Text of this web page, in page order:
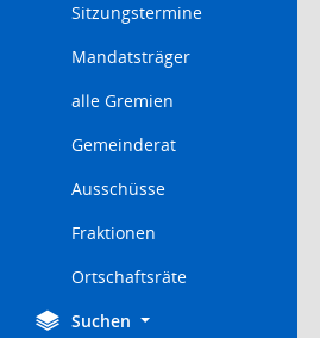
Sitzungstermine
Mandatsträger
alle Gremien
Gemeinderat
Ausschüsse
Fraktionen
Ortschaftsräte
Suchen